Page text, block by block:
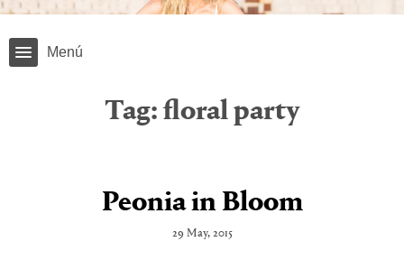
Menú
Tag:floral party
Peonia in Bloom
29 May, 2015